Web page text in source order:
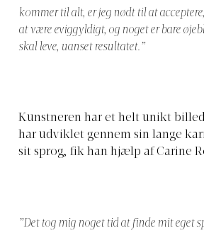
kommer til alt, er jeg nødt til at
at være eviggyldigt, og noget er bare
skal leve, uanset resultatet.”
Kunstneren har et helt unikt
har udviklet gennem sin lange
sit sprog, fik han hjælp af Carine
”Det tog mig noget tid at finde mit eget